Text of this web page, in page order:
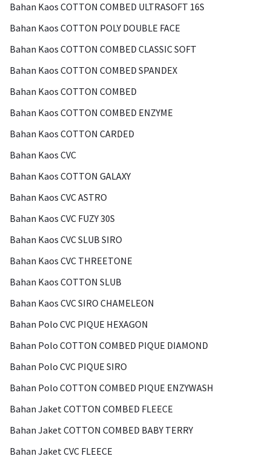
Bahan Kaos COTTON COMBED ULTRASOFT 16S
Bahan Kaos COTTON POLY DOUBLE FACE
Bahan Kaos COTTON COMBED CLASSIC SOFT
Bahan Kaos COTTON COMBED SPANDEX
Bahan Kaos COTTON COMBED
Bahan Kaos COTTON COMBED ENZYME
Bahan Kaos COTTON CARDED
Bahan Kaos CVC
Bahan Kaos COTTON GALAXY
Bahan Kaos CVC ASTRO
Bahan Kaos CVC FUZY 30S
Bahan Kaos CVC SLUB SIRO
Bahan Kaos CVC THREETONE
Bahan Kaos COTTON SLUB
Bahan Kaos CVC SIRO CHAMELEON
Bahan Polo CVC PIQUE HEXAGON
Bahan Polo COTTON COMBED PIQUE DIAMOND
Bahan Polo CVC PIQUE SIRO
Bahan Polo COTTON COMBED PIQUE ENZYWASH
Bahan Jaket COTTON COMBED FLEECE
Bahan Jaket COTTON COMBED BABY TERRY
Bahan Jaket CVC FLEECE